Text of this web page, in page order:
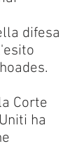
difesa
Corte
ha